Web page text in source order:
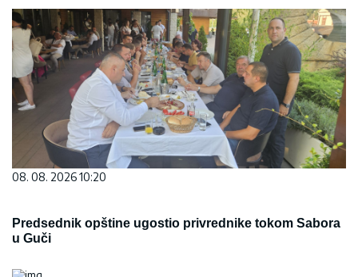
08. 08. 2026 10:20
Predsednik opštine ugostio privrednike tokom Sabora
u Guči